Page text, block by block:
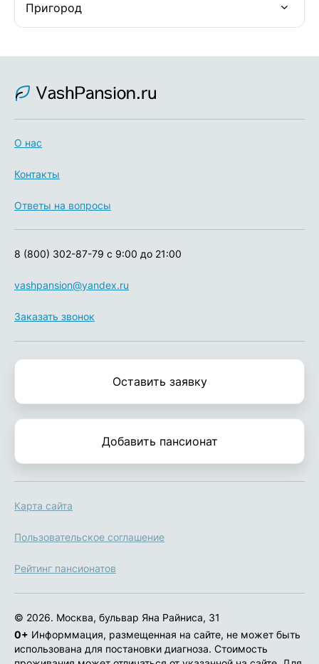
Пригород
О нас
Контакты
Ответы на вопросы
vashpansion@yandex.ru
8 (800) 302-87-79 с 9:00 до 21:00
Заказать звонок
Оставить заявку
Добавить пансионат
Карта сайта
Пользовательское соглашение
Рейтинг пансионатов
© 2026. Москва, бульвар Яна Райниса, 31
0+ Информмация, размещенная на сайте, не может быть
использована для постановки диагноза. Стоимость